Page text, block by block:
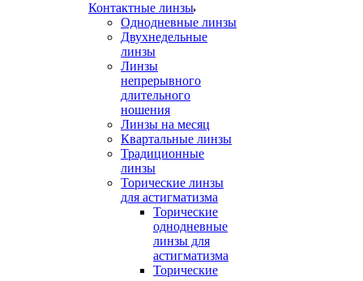
Контактные линзы
Однодневные линзы
Двухнедельные
линзы
Линзы
непрерывного
длительного
ношения
Линзы на месяц
Квартальные линзы
Традиционные
линзы
Торические линзы
для астигматизма
Торические
однодневные
линзы для
астигматизма
Торические